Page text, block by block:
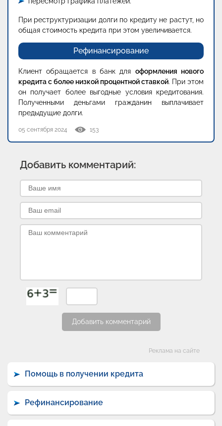
При реструктуризации долги по кредиту не растут, но
общая стоимость кредита при этом увеличивается.
Рефинансирование
Клиент обращается в банк для оформления нового
кредита с более низкой процентной ставкой. При этом
он получает более выгодные условия кредитования.
Полученными деньгами гражданин выплачивает
предыдущие долги.
05 сентября 2024 153
Добавить комментарий:
Добавить комментарий
Реклама на сайте
Помощь в получении кредита
Рефинансирование